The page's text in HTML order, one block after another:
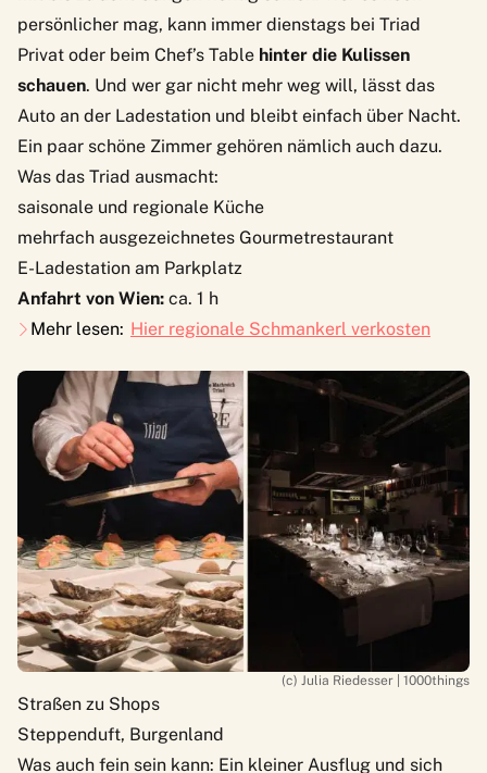
persönlicher mag, kann immer dienstags bei Triad
Privat oder beim Chef’s Table hinter die Kulissen
schauen. Und wer gar nicht mehr weg will, lässt das
Auto an der Ladestation und bleibt einfach über Nacht.
Ein paar schöne Zimmer gehören nämlich auch dazu.
Was das Triad ausmacht:
saisonale und regionale Küche
mehrfach ausgezeichnetes Gourmetrestaurant
E-Ladestation am Parkplatz
Anfahrt von Wien: ca. 1 h
Mehr lesen: Hier regionale Schmankerl verkosten
(c) Julia Riedesser | 1000things
Straßen zu Shops
Steppenduft, Burgenland
Was auch fein sein kann: Ein kleiner Ausflug und sich